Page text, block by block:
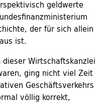
geldwerte
der für sich allein
ist.
Wirtschaftskanzlei
ging nicht viel Zeit
Geschäftsverkehrs
völlig korrekt,